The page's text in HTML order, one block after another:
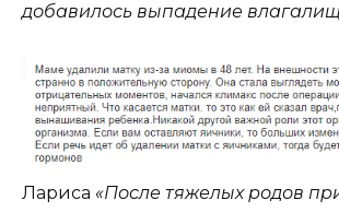
добавилось выпадение
Лариса «После тяжелых родов